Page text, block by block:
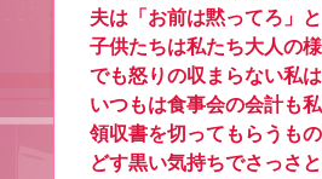
夫は「お前は黙ってろ」
子供たちは私たち大人の
でも怒りの収まらない私
いつもは食事会の会計も
領収書を切ってもらうも
どす黒い気持ちでさっさ